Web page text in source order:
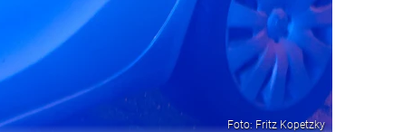
Foto: Fritz Kopetzky